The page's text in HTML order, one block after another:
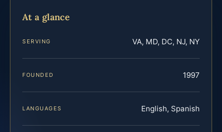
At a glance
SERVING VA, MD, DC, NJ, NY
FOUNDED 1997
LANGUAGES English, Spanish